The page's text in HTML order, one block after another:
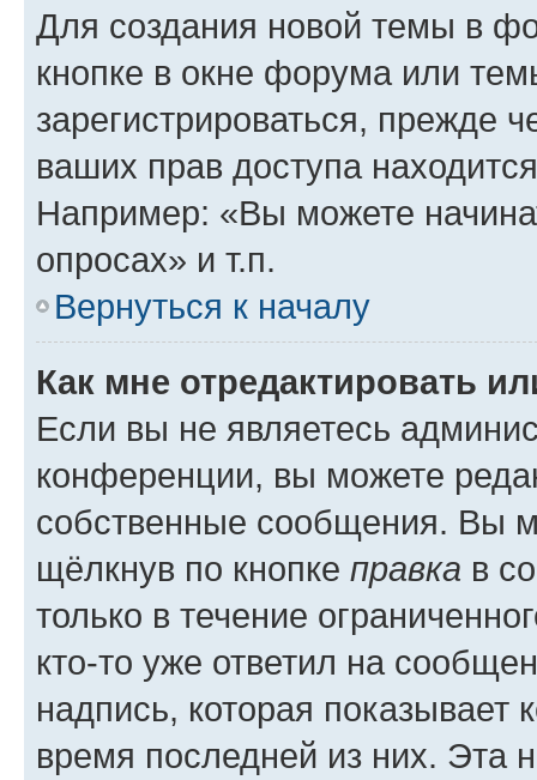
Для создания новой темы в
кнопке в окне форума или
зарегистрироваться, прежде
ваших прав доступа
Например: «Вы можете
опросах» и т.п.
Вернуться к началу
Как мне отредактировать
Если вы не являетесь
конференции, вы можете
собственные сообщения. Вы
щёлкнув по кнопке правка в
только в течение
кто-то уже ответил на
надпись, которая показывает
время последней из них. Эта